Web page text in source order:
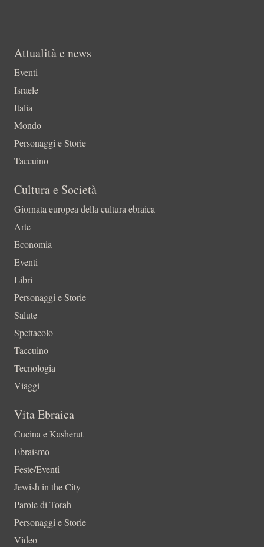
Attualità e news
Eventi
Israele
Italia
Mondo
Personaggi e Storie
Taccuino
Cultura e Società
Giornata europea della cultura ebraica
Arte
Economia
Eventi
Libri
Personaggi e Storie
Salute
Spettacolo
Taccuino
Tecnologia
Viaggi
Vita Ebraica
Cucina e Kasherut
Ebraismo
Feste/Eventi
Jewish in the City
Parole di Torah
Personaggi e Storie
Video